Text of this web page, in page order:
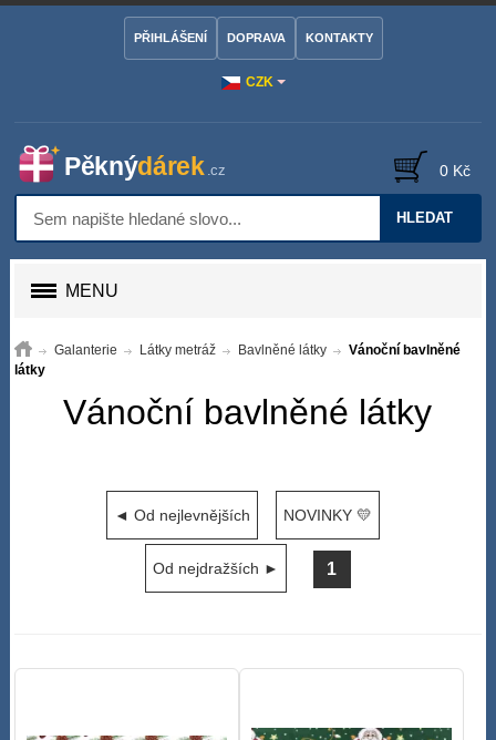
CZK
PŘIHLÁŠENÍ DOPRAVA KONTAKTY
HLEDAT
0 Kč
MENU
Galanterie Látky metráž Bavlněné látky
Vánoční bavlněné
látky
Vánoční bavlněné látky
◄ Od nejlevnějších NOVINKY 💛
Od nejdražších ► 1